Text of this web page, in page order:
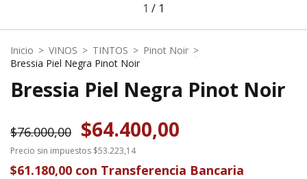
1 / 1
Inicio > VINOS > TINTOS > Pinot Noir >
Bressia Piel Negra Pinot Noir
Bressia Piel Negra Pinot Noir
$76.000,00 $64.400,00
Precio sin impuestos $53.223,14
$61.180,00 con Transferencia Bancaria